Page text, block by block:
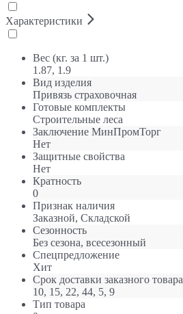
Характеристики
Вес (кг. за 1 шт.)
1.87, 1.9
Вид изделия
Привязь страховочная
Готовые комплекты
Строительные леса
Заключение МинПромТорг
Нет
Защитные свойства
Нет
Кратность
0
Признак наличия
Заказной, Складской
Сезонность
Без сезона, всесезонный
Спецпредложение
Хит
Срок доставки заказного товара
10, 15, 22, 44, 5, 9
Тип товара